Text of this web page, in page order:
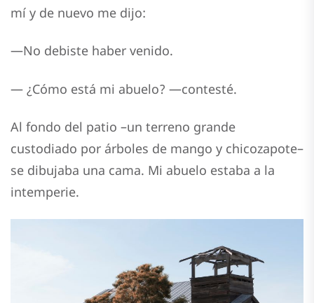
mí y de nuevo me dijo:
—No debiste haber venido.
— ¿Cómo está mi abuelo? —contesté.
Al fondo del patio –un terreno grande
custodiado por árboles de mango y chicozapote–
se dibujaba una cama. Mi abuelo estaba a la
intemperie.